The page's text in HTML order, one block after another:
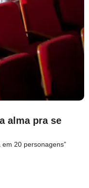
alma pra se
20 personagens”